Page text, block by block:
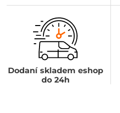
Dodaní skladem eshop
do 24h